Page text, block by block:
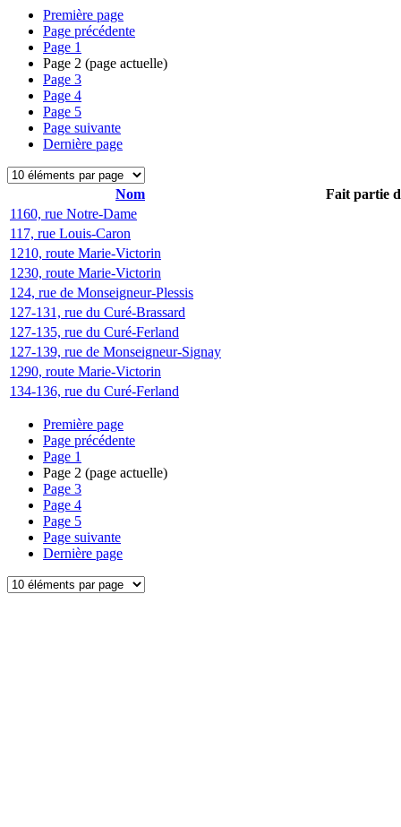
Première page
Page précédente
Page 1
Page 2 (page actuelle)
Page 3
Page 4
Page 5
Page suivante
Dernière page
Nom
Fait partie
1160, rue Notre-Dame
117, rue Louis-Caron
1210, route Marie-Victorin
1230, route Marie-Victorin
124, rue de Monseigneur-Plessis
127-131, rue du Curé-Brassard
127-135, rue du Curé-Ferland
127-139, rue de Monseigneur-Signay
1290, route Marie-Victorin
134-136, rue du Curé-Ferland
Première page
Page précédente
Page 1
Page 2 (page actuelle)
Page 3
Page 4
Page 5
Page suivante
Dernière page